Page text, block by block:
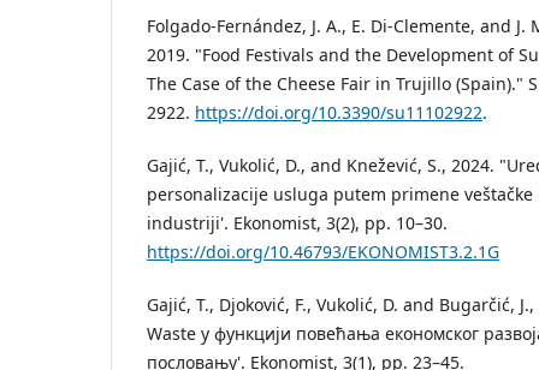
Folgado-Fernández, J. A., E. Di-Clemente, and
2019. "Food Festivals and the Development of
The Case of the Cheese Fair in Trujillo (Spain)."
2922. https://doi.org/10.3390/su11102922.
Gajić, T., Vukolić, D., and Knežević, S., 2024.
personalizacije usluga putem primene
industriji'. Ekonomist, 3(2), pp. 10–30.
https://doi.org/10.46793/EKONOMIST3.2.1G
Gajić, T., Djoković, F., Vukolić, D. and Bugarčić,
Waste у функцији повећања економског
пословању'. Ekonomist, 3(1), pp. 23–45.